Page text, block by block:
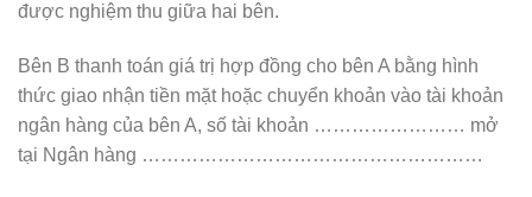
được nghiệm thu giữa hai bên.
Bên B thanh toán giá trị hợp đồng cho bên A bằng hình
thức giao nhận tiền mặt hoặc chuyển khoản vào tài khoản
ngân hàng của bên A, số tài khoản …………………… mở
tại Ngân hàng ………………………………………………